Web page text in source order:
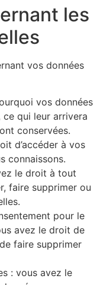
les
vos données
vos données
ce qui leur arrivera
conservées.
d’accéder à vos
connaissons.
le droit à tout
faire supprimer ou
pour le
avez le droit de
faire supprimer
: vous avez le